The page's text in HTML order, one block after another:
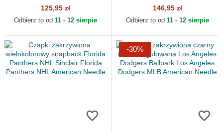
Ballpark American Needle
125,95 zł
Odbierz to od 11 - 12 sierpie
Los Angeles Dodgers MLB
American Needle
146,95 zł
Odbierz to od 11 - 12 sierpie
-30%